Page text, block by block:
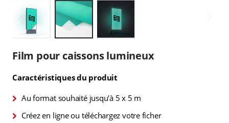
to
the
of
images
Film pour caissons lumineux
Caractéristiques du produit
Au format souhaité jusqu'à 5 x 5 m
Créez en ligne ou téléchargez votre ficher